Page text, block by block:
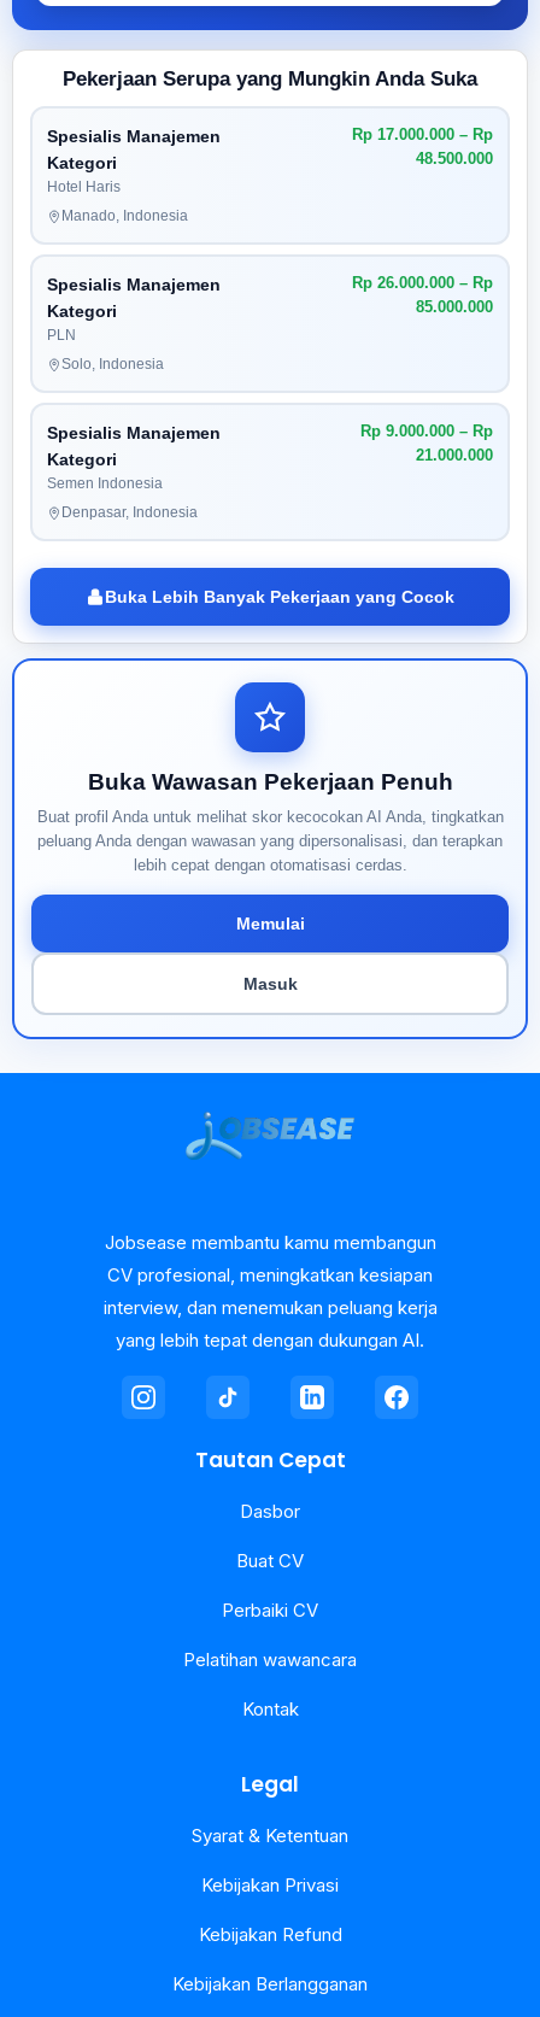
Pekerjaan Serupa yang Mungkin Anda Suka
Spesialis Manajemen
Kategori
Hotel Haris
Rp 17.000.000 – Rp
48.500.000
Manado, Indonesia
Spesialis Manajemen
Kategori
PLN
Rp 26.000.000 – Rp
85.000.000
Solo, Indonesia
Spesialis Manajemen
Kategori
Semen Indonesia
Rp 9.000.000 – Rp
21.000.000
Denpasar, Indonesia
Buka Lebih Banyak Pekerjaan yang Cocok
Buka Wawasan Pekerjaan Penuh
Buat profil Anda untuk melihat skor kecocokan AI Anda, tingkatkan
peluang Anda dengan wawasan yang dipersonalisasi, dan terapkan
lebih cepat dengan otomatisasi cerdas.
Memulai
Masuk
Jobsease membantu kamu membangun
CV profesional, meningkatkan kesiapan
interview, dan menemukan peluang kerja
yang lebih tepat dengan dukungan AI.
Tautan Cepat
Dasbor
Buat CV
Perbaiki CV
Pelatihan wawancara
Kontak
Legal
Syarat & Ketentuan
Kebijakan Privasi
Kebijakan Refund
Kebijakan Berlangganan